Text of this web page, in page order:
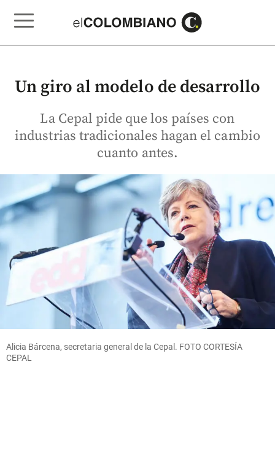
Un giro al modelo de desarrollo
La Cepal pide que los países con
industrias tradicionales hagan el cambio
cuanto antes.
Alicia Bárcena, secretaria general de la Cepal. FOTO CORTESÍA
CEPAL